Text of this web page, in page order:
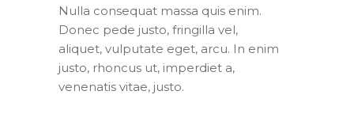
Nulla consequat massa quis enim.
Donec pede justo, fringilla vel,
aliquet, vulputate eget, arcu. In enim
justo, rhoncus ut, imperdiet a,
venenatis vitae, justo.